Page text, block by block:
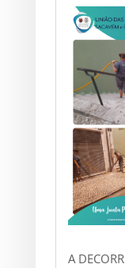
A